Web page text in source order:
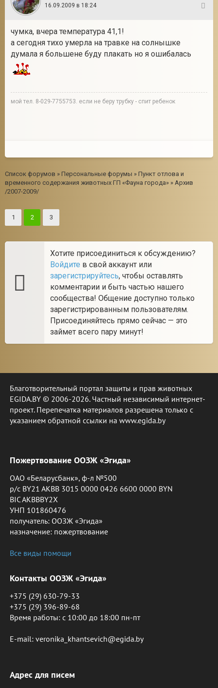
16.09.2009 в 18:24
чумка, вчера температура 41,1!
а сегодня тихо умерла на травке на солнышке
думала я большене буду плакать но я ошибалась
мой тел. 8-029-7755753. если не беру трубку - спит ребенок
Список форумов » Персональные форумы » Пункт отлова и
временного содержания животных ГП «Фауна города» » Архив
/2007-2009/
1 2 3
Хотите присоединиться к обсуждению?
Войдите в свой аккаунт или
зарегистрируйтесь, чтобы оставлять
комментарии и быть частью нашего
сообщества! Общение доступно только
зарегистрированным пользователям.
Присоединяйтесь прямо сейчас — это
займет всего пару минут!
Благотворительный портал защиты и прав животных
EGIDA.BY © 2006-2026. Частный независимый интернет-
проект. Перепечатка материалов разрешена только с
указанием обратной ссылки на www.egida.by
Пожертвование ООЗЖ «Эгида»
ОАО «Беларусбанк», ф-л №500
р/с BY21 AKBB 3015 0000 0426 6600 0000 BYN
BIC AKBBBY2X
УНП 101860476
получатель: ООЗЖ «Эгида»
назначение: пожертвование
Все виды помощи
Контакты ООЗЖ «Эгида»
+375 (29) 630-79-33
+375 (29) 396-89-68
Время работы: c 10:00 до 18:00 пн-пт
E-mail: veronika_khantsevich@egida.by
Адрес для писем